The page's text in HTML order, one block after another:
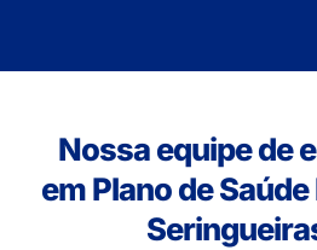
Nossa equipe de
em Plano de